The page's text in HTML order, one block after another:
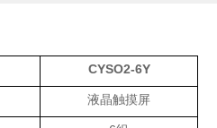
CYSO2-6Y
液晶触摸屏